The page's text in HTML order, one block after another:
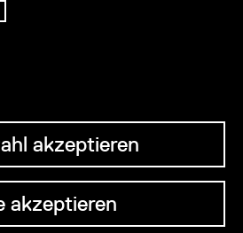
akzeptieren
akzeptieren